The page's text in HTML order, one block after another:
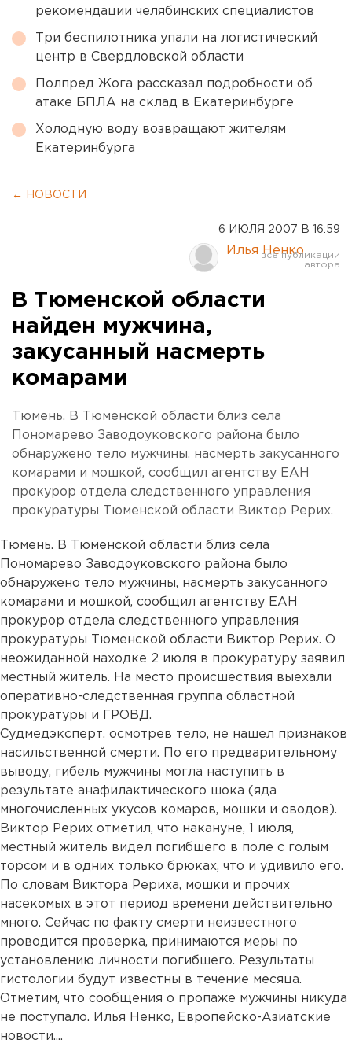
рекомендации челябинских специалистов
Три беспилотника упали на логистический
центр в Свердловской области
Полпред Жога рассказал подробности об
атаке БПЛА на склад в Екатеринбурге
Холодную воду возвращают жителям
Екатеринбурга
← НОВОСТИ
6 ИЮЛЯ 2007 В 16:59
Илья Ненко
В Тюменской области
найден мужчина,
закусанный насмерть
комарами
Тюмень. В Тюменской области близ села
Пономарево Заводоуковского района было
обнаружено тело мужчины, насмерть закусанного
комарами и мошкой, сообщил агентству ЕАН
прокурор отдела следственного управления
прокуратуры Тюменской области Виктор Рерих.
Тюмень. В Тюменской области близ села
Пономарево Заводоуковского района было
обнаружено тело мужчины, насмерть закусанного
комарами и мошкой, сообщил агентству ЕАН
прокурор отдела следственного управления
прокуратуры Тюменской области Виктор Рерих. О
неожиданной находке 2 июля в прокуратуру заявил
местный житель. На место происшествия выехали
оперативно-следственная группа областной
прокуратуры и ГРОВД.
Судмедэксперт, осмотрев тело, не нашел признаков
насильственной смерти. По его предварительному
выводу, гибель мужчины могла наступить в
результате анафилактического шока (яда
многочисленных укусов комаров, мошки и оводов).
Виктор Рерих отметил, что накануне, 1 июля,
местный житель видел погибшего в поле с голым
торсом и в одних только брюках, что и удивило его.
По словам Виктора Рериха, мошки и прочих
насекомых в этот период времени действительно
много. Сейчас по факту смерти неизвестного
проводится проверка, принимаются меры по
установлению личности погибшего. Результаты
гистологии будут известны в течение месяца.
Отметим, что сообщения о пропаже мужчины никуда
не поступало. Илья Ненко, Европейско-Азиатские
новости....